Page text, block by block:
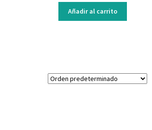
Añadir al carrito